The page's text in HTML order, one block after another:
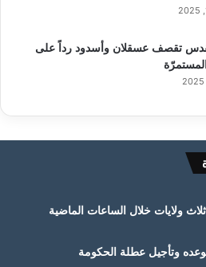
تقصف عسقلان وأسدود رداً على
ولايات خلال الساعات الماضية
وتأجيل عطلة الحكومة